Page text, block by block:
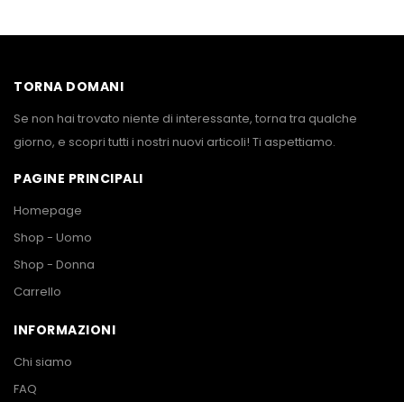
TORNA DOMANI
Se non hai trovato niente di interessante, torna tra qualche
giorno, e scopri tutti i nostri nuovi articoli! Ti aspettiamo.
PAGINE PRINCIPALI
Homepage
Shop - Uomo
Shop - Donna
Carrello
INFORMAZIONI
Chi siamo
FAQ